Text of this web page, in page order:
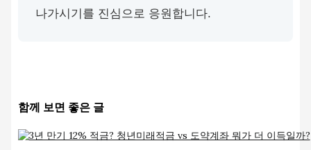
나가시기를 진심으로 응원합니다.
함께 보면 좋은 글